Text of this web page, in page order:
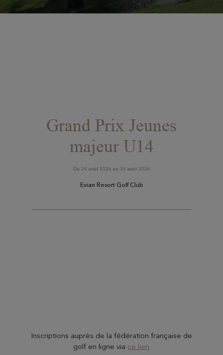
Grand Prix Jeunes
majeur U14
Du 24 août 2026 au 26 août 2026
Evian Resort Golf Club
Inscriptions auprès de la fédération française de
golf en ligne via ce lien